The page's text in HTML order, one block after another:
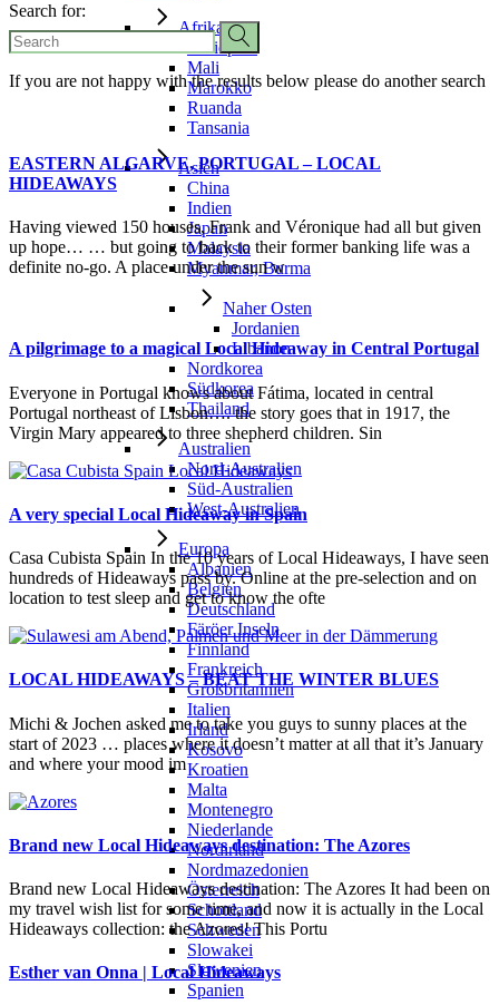
Afrika
Äthiopien
Mali
Marokko
Ruanda
Tansania
Asien
China
Indien
Japan
Malaysia
Myanmar, Burma
Naher Osten
Jordanien
Libanon
Nordkorea
Südkorea
Thailand
Australien
Nord-Australien
Süd-Australien
West-Australien
Europa
Albanien
Belgien
Deutschland
Färöer Inseln
Finnland
Frankreich
Großbritannien
Italien
Irland
Kosovo
Kroatien
Malta
Montenegro
Niederlande
Nordirland
Nordmazedonien
Österreich
Schottland
Schweden
Slowakei
Slowenien
Spanien
Search for:
If you are not happy with the results below please do another search
EASTERN ALGARVE, PORTUGAL – LOCAL
HIDEAWAYS
Having viewed 150 houses, Frank and Véronique had all but given
up hope… … but going to back to their former banking life was a
definite no-go. A place under the sun w
A pilgrimage to a magical Local Hideaway in Central Portugal
Everyone in Portugal knows about Fátima, located in central
Portugal northeast of Lisbon…. the story goes that in 1917, the
Virgin Mary appeared to three shepherd children. Sin
A very special Local Hideaway in Spain
Casa Cubista Spain In the 10 years of Local Hideaways, I have seen
hundreds of Hideaways pass by. Online at the pre-selection and on
location to test sleep and get to know the ofte
LOCAL HIDEAWAYS – BEAT THE WINTER BLUES
Michi & Jochen asked me to take you guys to sunny places at the
start of 2023 … places where it doesn’t matter at all that it’s January
and where your mood im
Brand new Local Hideaways destination: The Azores
Brand new Local Hideaways destination: The Azores It had been on
my travel wish list for some time, and now it is actually in the Local
Hideaways collection: the Azores! This Portu
Esther van Onna | Local Hideaways